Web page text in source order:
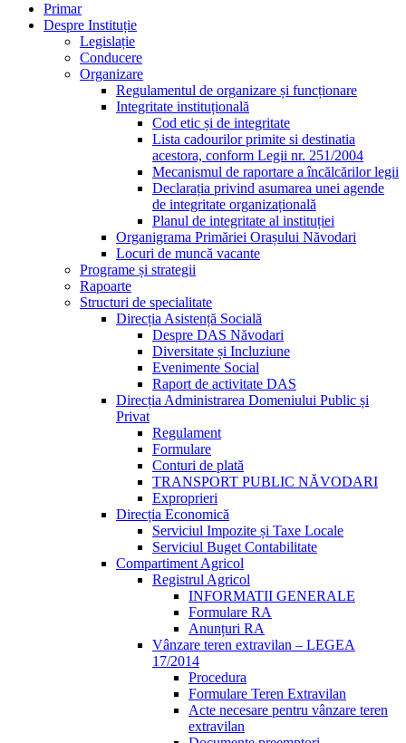
Primar
Despre Instituție
Legislație
Conducere
Organizare
Regulamentul de organizare și funcționare
Integritate instituțională
Cod etic și de integritate
Lista cadourilor primite si destinatia
acestora, conform Legii nr. 251/2004
Mecanismul de raportare a încălcărilor legii
Declarația privind asumarea unei agende
de integritate organizațională
Planul de integritate al instituției
Organigrama Primăriei Orașului Năvodari
Locuri de muncă vacante
Programe și strategii
Rapoarte
Structuri de specialitate
Direcția Asistență Socială
Despre DAS Năvodari
Diversitate și Incluziune
Evenimente Social
Raport de activitate DAS
Direcția Administrarea Domeniului Public și
Privat
Regulament
Formulare
Conturi de plată
TRANSPORT PUBLIC NĂVODARI
Exproprieri
Direcția Economică
Serviciul Impozite și Taxe Locale
Serviciul Buget Contabilitate
Compartiment Agricol
Registrul Agricol
INFORMATII GENERALE
Formulare RA
Anunțuri RA
Vânzare teren extravilan – LEGEA
17/2014
Procedura
Formulare Teren Extravilan
Acte necesare pentru vânzare teren
extravilan